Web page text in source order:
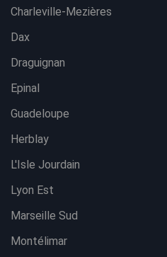
Charleville-Mezières
Dax
Draguignan
Epinal
Guadeloupe
Herblay
L'Isle Jourdain
Lyon Est
Marseille Sud
Montélimar